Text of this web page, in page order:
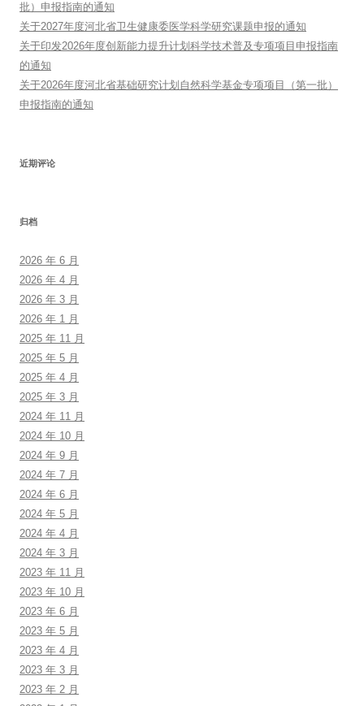
批）申报指南的通知
关于2027年度河北省卫生健康委医学科学研究课题申报的通知
关于印发2026年度创新能力提升计划科学技术普及专项项目申报指南
的通知
关于2026年度河北省基础研究计划自然科学基金专项项目（第一批）
申报指南的通知
近期评论
归档
2026 年 6 月
2026 年 4 月
2026 年 3 月
2026 年 1 月
2025 年 11 月
2025 年 5 月
2025 年 4 月
2025 年 3 月
2024 年 11 月
2024 年 10 月
2024 年 9 月
2024 年 7 月
2024 年 6 月
2024 年 5 月
2024 年 4 月
2024 年 3 月
2023 年 11 月
2023 年 10 月
2023 年 6 月
2023 年 5 月
2023 年 4 月
2023 年 3 月
2023 年 2 月